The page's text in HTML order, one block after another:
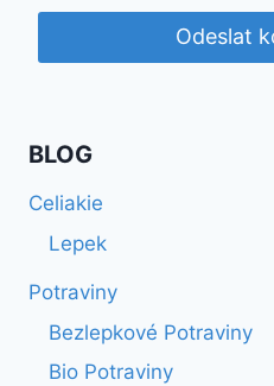
BLOG
Celiakie
Lepek
Potraviny
Bezlepkové Potraviny
Bio Potraviny